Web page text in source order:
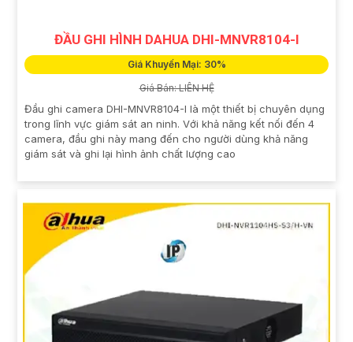
ĐẦU GHI HÌNH DAHUA DHI-MNVR8104-I
Giá Khuyến Mại: 30%
Giá Bán: LIÊN HỆ
Đầu ghi camera DHI-MNVR8104-I là một thiết bị chuyên dụng
trong lĩnh vực giám sát an ninh. Với khả năng kết nối đến 4
camera, đầu ghi này mang đến cho người dùng khả năng
giám sát và ghi lại hình ảnh chất lượng cao